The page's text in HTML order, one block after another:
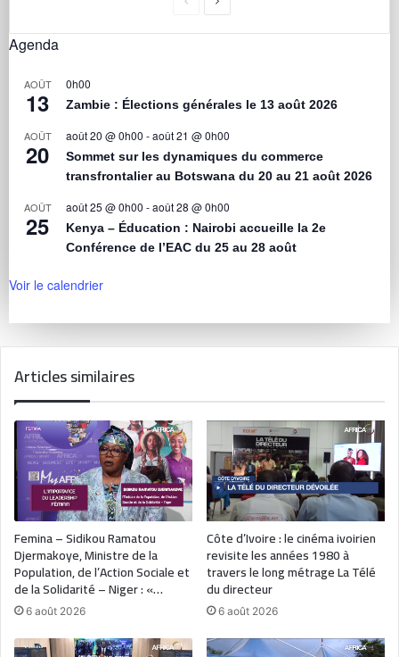
Agenda
AOÛT
13
0h00
Zambie : Élections générales le 13 août 2026
AOÛT
20
août 20 @ 0h00 -août 21 @ 0h00
Sommet sur les dynamiques du commerce
transfrontalier au Botswana du 20 au 21 août 2026
AOÛT
25
août 25 @ 0h00 -août 28 @ 0h00
Kenya – Éducation : Nairobi accueille la 2e
Conférence de l’EAC du 25 au 28 août
Voir le calendrier
Articles similaires
Femina – Sidikou Ramatou
Djermakoye, Ministre de la
Population, de l’Action Sociale et
de la Solidarité – Niger : «…
6 août 2026
Côte d’Ivoire : le cinéma ivoirien
revisite les années 1980 à
travers le long métrage La Télé
du directeur
6 août 2026